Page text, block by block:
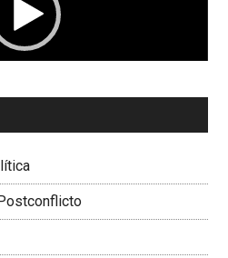
01:04
Presidenta Corporación